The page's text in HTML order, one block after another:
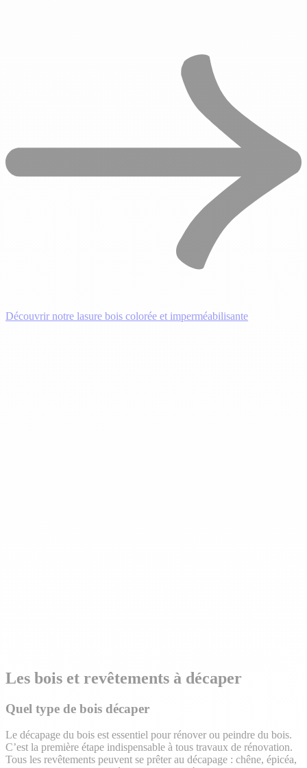
Découvrir notre lasure bois colorée et imperméabilisante
Les bois et revêtements à décaper
Quel type de bois décaper
Le décapage du bois est essentiel pour rénover ou peindre du bois.
C’est la première étape indispensable à tous travaux de rénovation.
Tous les revêtements peuvent se prêter au décapage : chêne, épicéa,